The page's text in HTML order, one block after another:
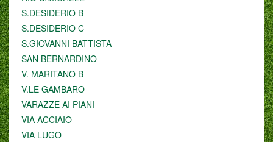
S.DESIDERIO B
S.DESIDERIO C
S.GIOVANNI BATTISTA
SAN BERNARDINO
V. MARITANO B
V.LE GAMBARO
VARAZZE AI PIANI
VIA ACCIAIO
VIA LUGO